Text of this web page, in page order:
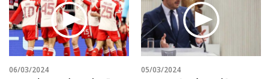
06/03/2024 05/03/2024